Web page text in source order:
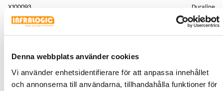
Denna webbplats använder cookies
Vi använder enhetsidentifierare för att anpassa innehållet
och annonserna till användarna, tillhandahålla funktioner för
X100093 Duraline
Delbar lagningsskarv för mikrorör, 5-
16mm
5-16mm.